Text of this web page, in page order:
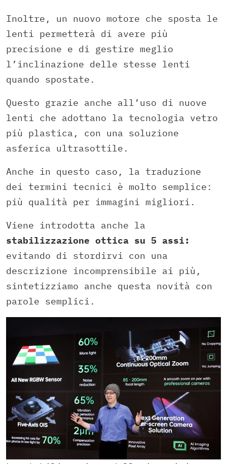
Inoltre, un nuovo motore che sposta le
lenti permetterà di avere più
precisione e di gestire meglio
l’inclinazione delle stesse lenti
quando spostate.
Questo grazie anche all’uso di nuove
lenti che adottano la tecnologia vetro
più plastica, con una soluzione
asferica ultrasottile.
Anche in questo caso, la traduzione
dei termini tecnici è molto semplice:
più qualità per immagini migliori.
Viene introdotta anche la
stabilizzazione ottica su 5 assi:
evitando di stordirvi con una
descrizione incomprensibile ai più,
sintetizziamo anche questa novità con
parole semplici.